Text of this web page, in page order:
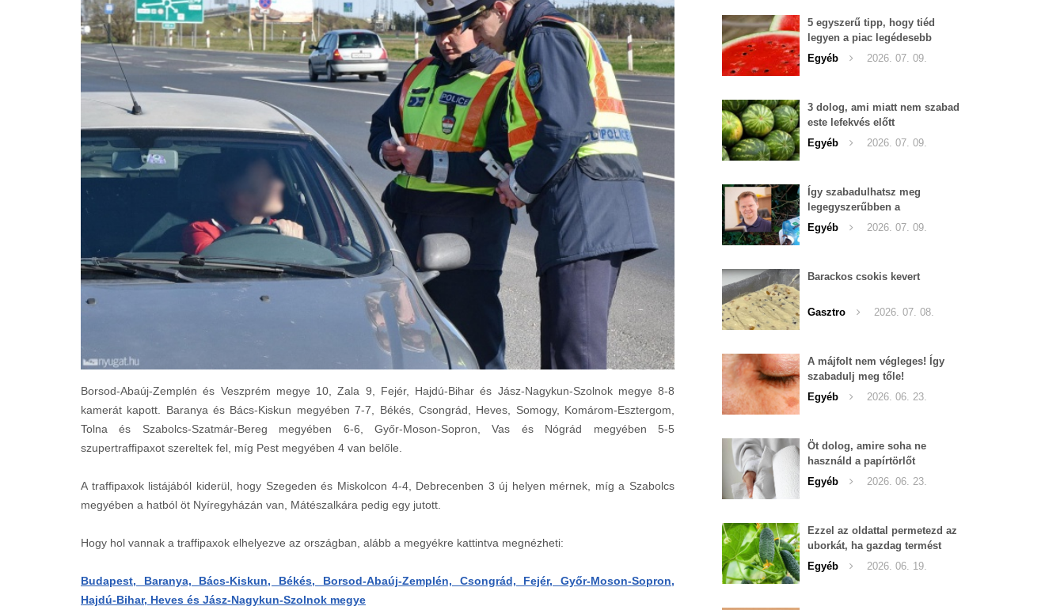
Borsod-Abaúj-Zemplén és Veszprém megye 10, Zala 9, Fejér, Hajdú-Bihar és Jász-Nagykun-Szolnok megye 8-8
kamerát kapott. Baranya és Bács-Kiskun megyében 7-7, Békés, Csongrád, Heves, Somogy, Komárom-Esztergom,
Tolna és Szabolcs-Szatmár-Bereg megyében 6-6, Győr-Moson-Sopron, Vas és Nógrád megyében 5-5
szupertraffipaxot szereltek fel, míg Pest megyében 4 van belőle.
A traffipaxok listájából kiderül, hogy Szegeden és Miskolcon 4-4, Debrecenben 3 új helyen mérnek, míg a Szabolcs
megyében a hatból öt Nyíregyházán van, Mátészalkára pedig egy jutott.
Hogy hol vannak a traffipaxok elhelyezve az országban, alább a megyékre kattintva megnézheti:
Budapest, Baranya, Bács-Kiskun, Békés, Borsod-Abaúj-Zemplén, Csongrád, Fejér, Győr-Moson-Sopron,
Hajdú-Bihar, Heves és Jász-Nagykun-Szolnok megye
5 egyszerű tipp, hogy tiéd
legyen a piac legédesebb
görögdinnyéje
Egyéb 2026. 07. 09.
3 dolog, ami miatt nem szabad
este lefekvés előtt
görögdinnyét enni
Egyéb 2026. 07. 09.
Így szabadulhatsz meg
legegyszerűbben a
pucércsigáktól
Egyéb 2026. 07. 09.
Barackos csokis kevert
Gasztro 2026. 07. 08.
A májfolt nem végleges! Így
szabadulj meg tőle!
Egyéb
2026. 06. 23.
Öt dolog, amire soha ne
használd a papírtörlőt
Egyéb
2026. 06. 23.
Ezzel az oldattal permetezd az
uborkát, ha gazdag termést
szeretnél begyűjteni
Egyéb 2026. 06. 19.